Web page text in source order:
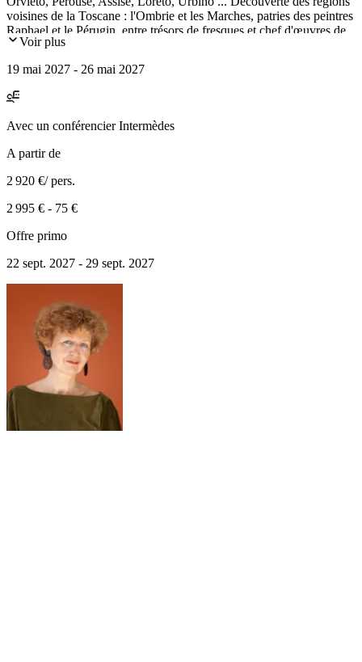
voisines de la Toscane : l'Ombrie et les Marches, patries des peintres
Raphael et le Pérugin, entre trésors de fresques et chef d'œuvres de
la Renaissance
Voir plus
19 mai 2027 - 26 mai 2027
Avec un conférencier Intermèdes
A partir de
2 920 €/ pers.
2 995 € - 75 €
Offre primo
22 sept. 2027 - 29 sept. 2027